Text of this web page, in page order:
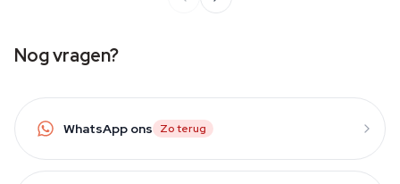
Nog vragen?
WhatsApp ons Zo terug